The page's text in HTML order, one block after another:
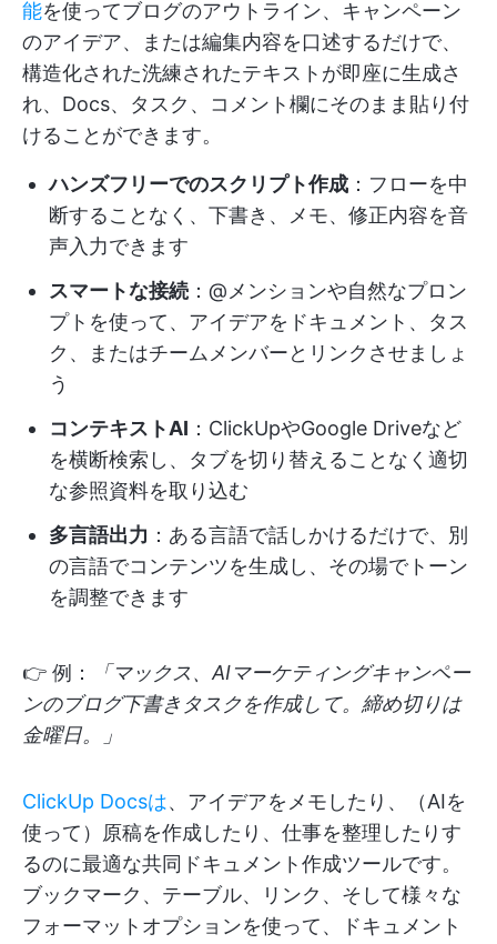
能を使ってブログのアウトライン、キャンペーン
のアイデア、または編集内容を口述するだけで、
構造化された洗練されたテキストが即座に生成さ
れ、Docs、タスク、コメント欄にそのまま貼り付
けることができます。
ハンズフリーでのスクリプト作成 ：フローを中
断することなく、下書き、メモ、修正内容を音
声入力できます
スマートな接続 ：@メンションや自然なプロン
プトを使って、アイデアをドキュメント、タス
ク、またはチームメンバーとリンクさせましょ
う
コンテキストAI ：ClickUpやGoogle Driveなど
を横断検索し、タブを切り替えることなく適切
な参照資料を取り込む
多言語出力 ：ある言語で話しかけるだけで、別
の言語でコンテンツを生成し、その場でトーン
を調整できます
👉 例：
「マックス、AIマーケティングキャンペー
ンのブログ下書きタスクを作成して。締め切りは
金曜日。」
ClickUp Docsは、アイデアをメモしたり、（AIを
使って）原稿を作成したり、仕事を整理したりす
るのに最適な共同ドキュメント作成ツールです。
ブックマーク、テーブル、リンク、そして様々な
フォーマットオプションを使って、ドキュメント